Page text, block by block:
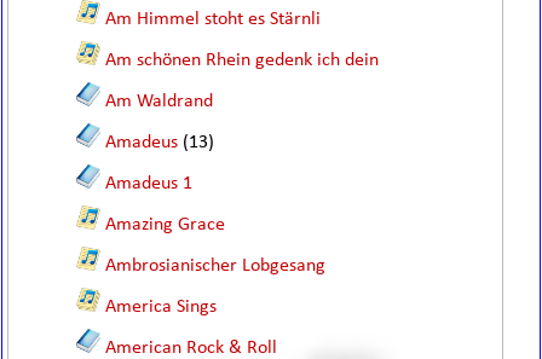
Am Himmel stoht es Stärnli
Am schönen Rhein gedenk ich dein
Am Waldrand
Amadeus (13)
Amadeus 1
Amazing Grace
Ambrosianischer Lobgesang
America Sings
American Rock & Roll